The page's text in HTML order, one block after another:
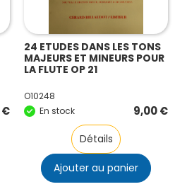
€
24 ETUDES DANS LES TONS
MAJEURS ET MINEURS POUR
LA FLUTE OP 21
O10248
En stock
9,00€
Détails
Ajouter au panier